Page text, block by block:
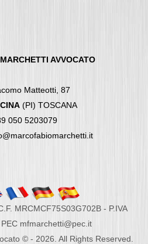
AVVOCATO
Matteotti, 87
(PI) TOSCANA
050 5203079
MRCMCF75S03G702B - P.IVA
mfmarchetti@pec.it
© - 2026. All Rights Reserved.